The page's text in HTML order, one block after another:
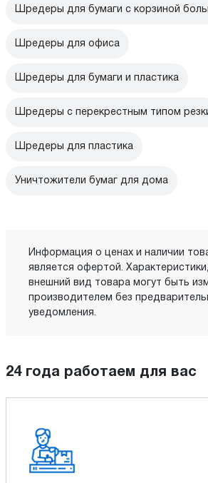
Шредеры для бумаги с корзиной
Шредеры для офиса
Шредеры для бумаги и пластика
Шредеры с перекрестным типом
Шредеры для пластика
Уничтожители бумаг для дома
Информация о ценах и наличии
является офертой.
внешний вид товара могут быть
производителем без
уведомления.
24 года работаем для вас